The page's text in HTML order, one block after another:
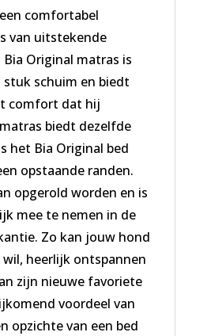
comfortabel
van uitstekende
Original matras is
schuim en biedt
comfort dat hij
biedt dezelfde
het Bia Original bed
opstaande randen.
opgerold worden en is
mee te nemen in de
Zo kan jouw hond
heerlijk ontspannen
zijn nieuwe favoriete
voordeel van
opzichte van een bed